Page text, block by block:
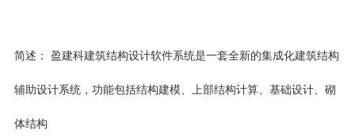
简述： 盈建科建筑结构设计软件系统是一套全新的集成化建筑结构
辅助设计系统，功能包括结构建模、上部结构计算、基础设计、砌
体结构